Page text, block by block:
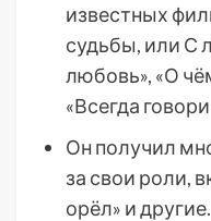
известных
судьбы, или С
любовь», «О
«Всегда
Он получил
за свои роли,
орёл» и другие.